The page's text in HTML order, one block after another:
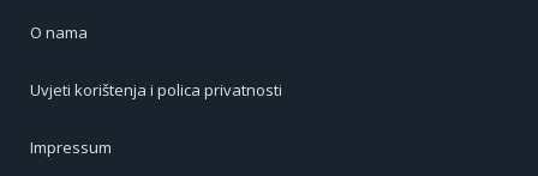
O nama
Uvjeti korištenja i polica privatnosti
Impressum